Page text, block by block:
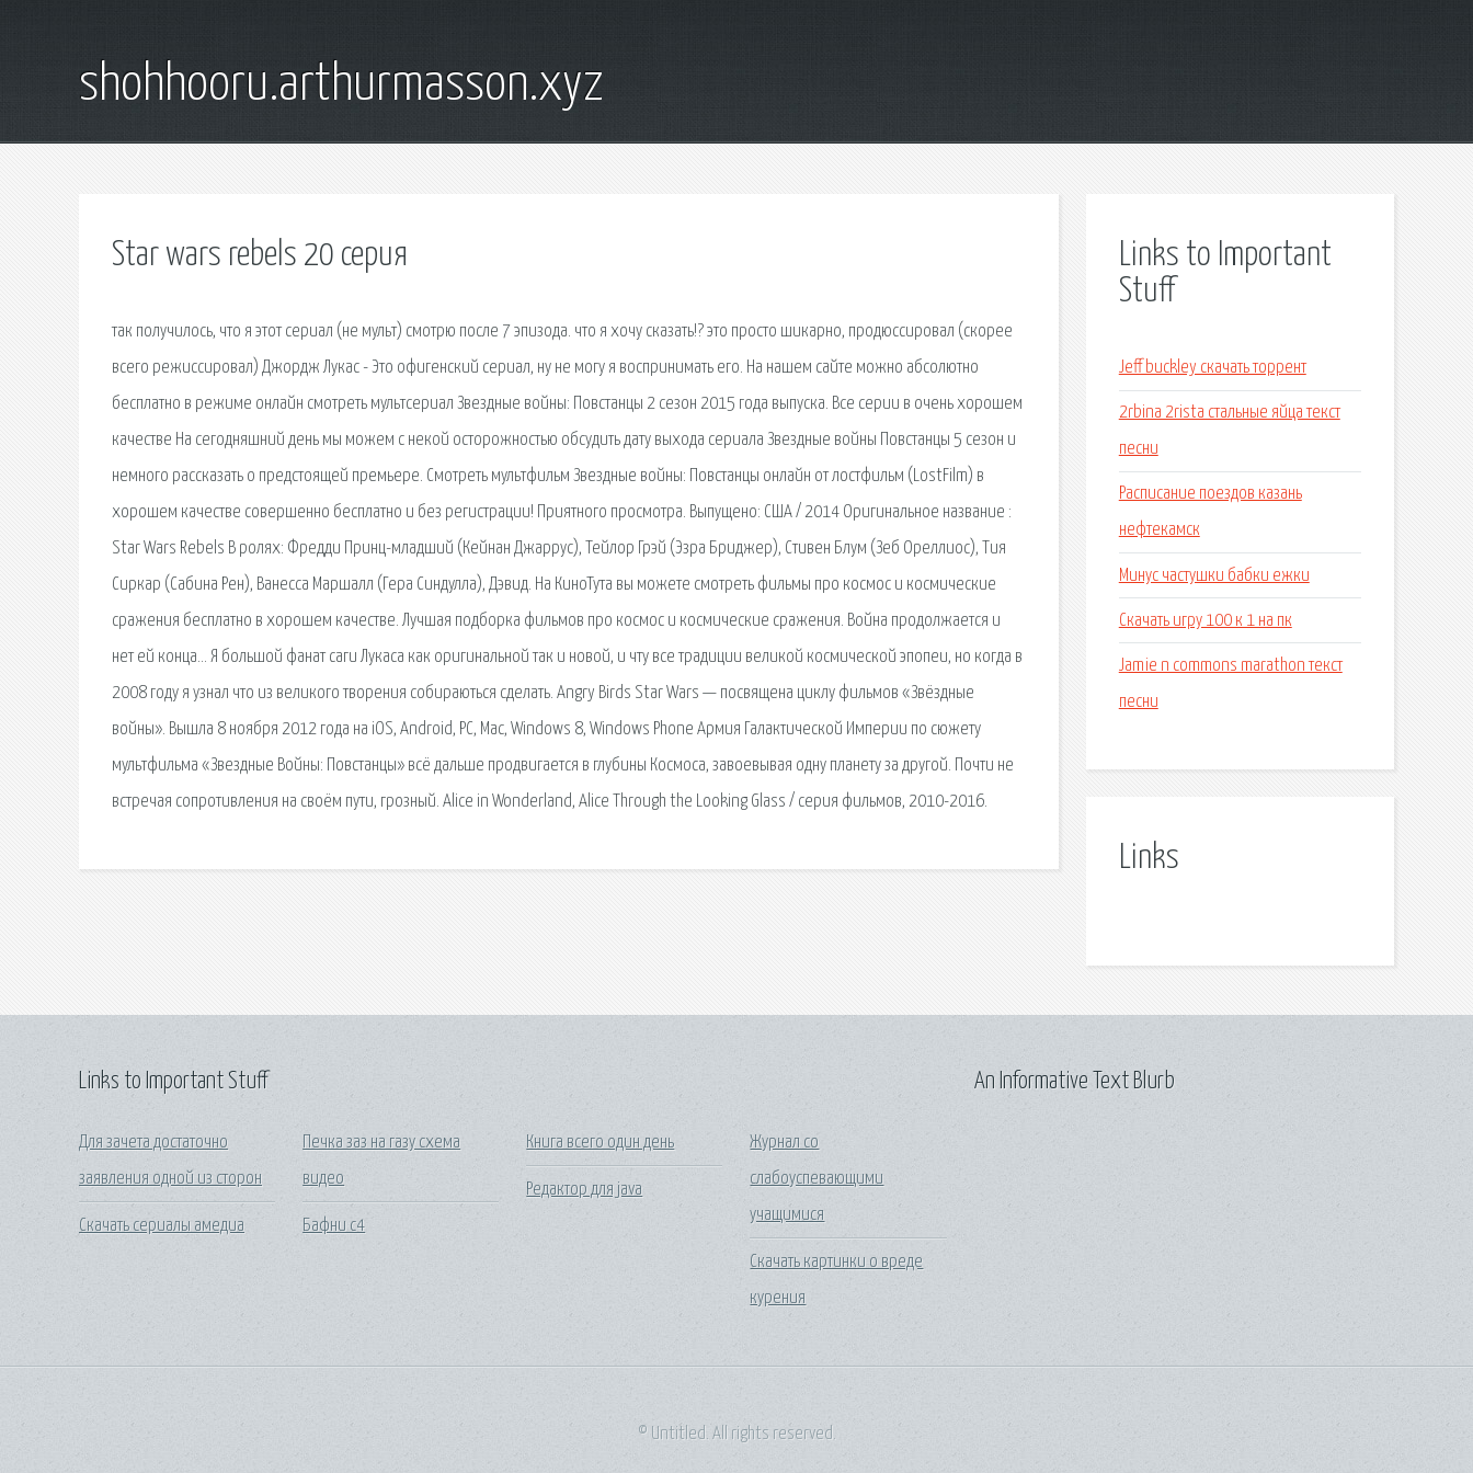
shohhooru.arthurmasson.xyz
Star wars rebels 20 серия
так получилось, что я этот сериал (не мульт) смотрю после 7 эпизода. что я хочу сказать!? это просто шикарно, продюссировал (скорее
всего режиссировал) Джордж Лукас - Это офигенский сериал, ну не могу я воспринимать его. На нашем сайте можно абсолютно
бесплатно в режиме онлайн смотреть мультсериал Звездные войны: Повстанцы 2 сезон 2015 года выпуска. Все серии в очень хорошем
качестве На сегодняшний день мы можем с некой осторожностью обсудить дату выхода сериала Звездные войны Повстанцы 5 сезон и
немного рассказать о предстоящей премьере. Смотреть мультфильм Звездные войны: Повстанцы онлайн от лостфильм (LostFilm) в
хорошем качестве совершенно бесплатно и без регистрации! Приятного просмотра. Выпущено: США / 2014 Оригинальное название :
Star Wars Rebels В ролях: Фредди Принц-младший (Кейнан Джаррус), Тейлор Грэй (Эзра Бриджер), Стивен Блум (Зеб Ореллиос), Тия
Сиркар (Сабина Рен), Ванесса Маршалл (Гера Синдулла), Дэвид. На КиноТута вы можете смотреть фильмы про космос и космические
сражения бесплатно в хорошем качестве. Лучшая подборка фильмов про космос и космические сражения. Война продолжается и
нет ей конца… Я большой фанат саги Лукаса как оригинальной так и новой, и чту все традиции великой космической эпопеи, но когда в
2008 году я узнал что из великого творения собираються сделать. Angry Birds Star Wars — посвящена циклу фильмов «Звёздные
войны». Вышла 8 ноября 2012 года на iOS, Android, PC, Mac, Windows 8, Windows Phone Армия Галактической Империи по сюжету
мультфильма «Звездные Войны: Повстанцы» всё дальше продвигается в глубины Космоса, завоевывая одну планету за другой. Почти не
встречая сопротивления на своём пути, грозный. Alice in Wonderland, Alice Through the Looking Glass / серия фильмов, 2010-2016.
Links to Important
Stuff
Jeff buckley скачать торрент
2rbina 2rista стальные яйца текст
песни
Расписание поездов казань
нефтекамск
Минус частушки бабки ежки
Скачать игру 100 к 1 на пк
Jamie n commons marathon текст
песни
Links
Links to Important Stuff
Для зачета достаточно
заявления одной из сторон
Скачать сериалы амедиа
Печка заз на газу схема
видео
Бафни с4
Книга всего один день
Редактор для java
Журнал со
слабоуспевающими
учащимися
Скачать картинки о вреде
курения
An Informative Text Blurb
© Untitled. All rights reserved.